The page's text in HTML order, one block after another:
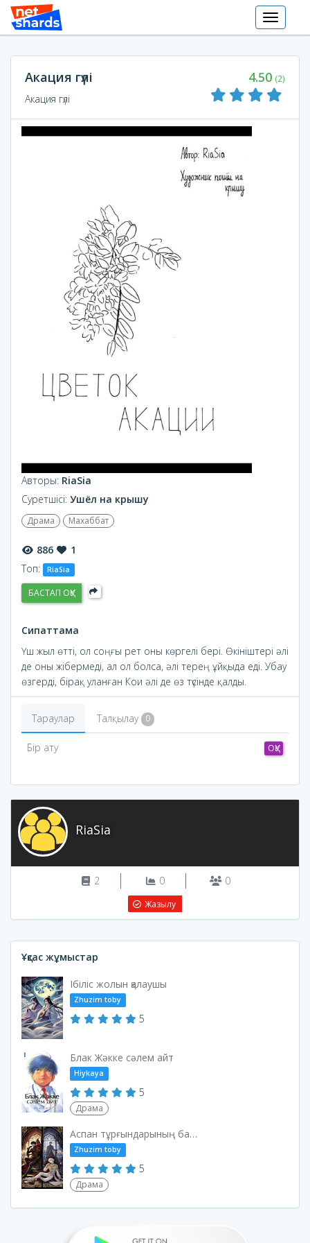
Toggle
Акация гүлі
Акация гүлі
4.50 (2)
Авторы: RiaSia
Суретшісі: Ушёл на крышу
Драма Махаббат
886
1
Топ:
RiaSia
БАСТАП ОҚУ
Сипаттама
Үш жыл өтті, ол соңғы рет оны көргелі бері. Өкініштері әлі
де оны жібермеді, ал ол болса, әлі терең ұйқыда еді. Убау
өзгерді, бірақ уланған Кои әлі де өз түсінде қалды.
Тараулар Талқылау 0
Бір ату ОҚУ
RiaSia
2 0 0
Жазылу
Ұқсас жұмыстар
Ібіліс жолын қалаушы
Zhuzim toby
5
Блак Жәкке сәлем айт
Hiykaya
5
Драма
Аспан тұрғындарының батасы
Zhuzim toby
5
Драма